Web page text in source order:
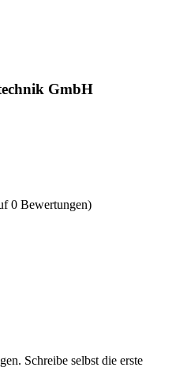
GmbH
0 Bewertungen)
Schreibe selbst die erste